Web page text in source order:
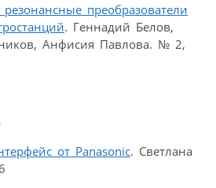
преобразователи
. Геннадий Белов,
Анфисия Павлова. № 2,
от Panasonic. Светлана